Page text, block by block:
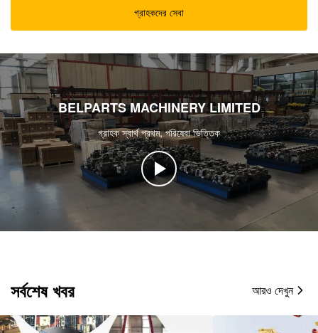
গ্রাহকদের সেবা
BELPARTS MACHINERY LIMITED
গ্রাহক স্বার্থ প্রথম, পরিষেবা ভিত্তিক
সর্বশেষ খবর আরও দেখুন